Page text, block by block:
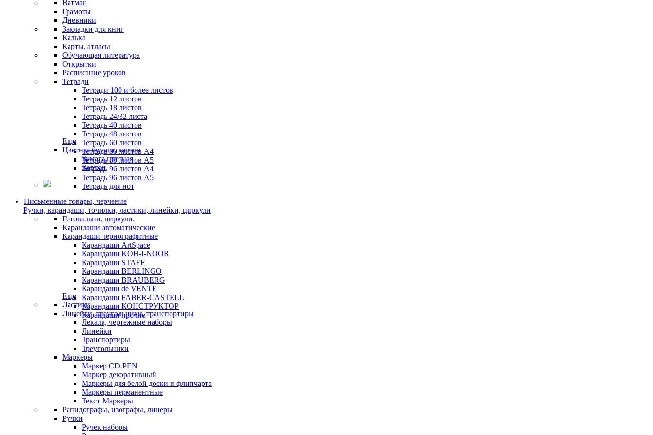
Ватман
Грамоты
Дневники
Закладки для книг
Калька
Карты, атласы
Обучающая литература
Открытки
Расписание уроков
Тетради
Тетради 100 и более листов
Тетрадь 12 листов
Тетрадь 18 листов
Тетрадь 24/32 листа
Тетрадь 40 листов
Тетрадь 48 листов
Тетрадь 60 листов
Тетрадь 80 листов А4
Тетрадь 80 листов А5
Тетрадь 96 листов А4
Тетрадь 96 листов А5
Тетрадь для нот
Еще
Цветная бумага, картон
Бумага цветная
Картон
Письменные товары, черчение
Ручки, карандаши, точилки, ластики, линейки, циркули
Готовальни, циркули.
Карандаши автоматические
Карандаши чернографитные
Карандаши ArtSpace
Карандаши KOH-I-NOOR
Карандаши STAFF
Карандаши BERLINGO
Карандаши BRAUBERG
Карандаши de VENTE
Карандаши FABER-CASTELL
Карандаши КОНСТРУКТОР
Карандаши прочие
Еще
Ластики
Линейки, треугольники, транспортиры
Лекала, чертежные наборы
Линейки
Транспортиры
Треугольники
Маркеры
Маркер CD-PEN
Маркер декоративный
Маркеры для белой доски и флипчарта
Маркеры перманентные
Текст-Маркеры
Рапидографы, изографы, линеры
Ручки
Ручек наборы